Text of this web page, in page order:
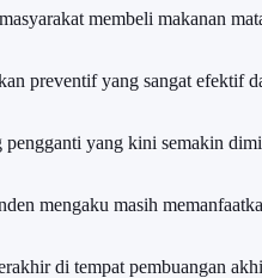
membeli makanan
preventif yang sangat efektif
yang kini semakin
mengaku masih
di tempat pembuangan